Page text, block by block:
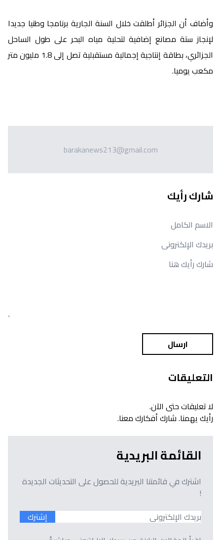
وأضاف أن الجزائر أطلقت خلال السنة الجارية برنامجا وطنيا جديدا
لإنجاز ستة مصانع إضافية لتحلية مياه البحر على طول الساحل
الجزائري، بطاقة إنتاجية إجمالية مستقبلية تصل إلى 1.8 مليون متر
مكعب يوميا.
barakanews213@gmail.com
شارك رأيك
ارسال
التعليقات
لا تعليقات حتى الآن.
رأيك يهمنا. شارك أفكارك معنا.
القائمة البريدية
اشترك في قائمتنا البريدية للحصول على التحديثات الجديدة
!
إشترك